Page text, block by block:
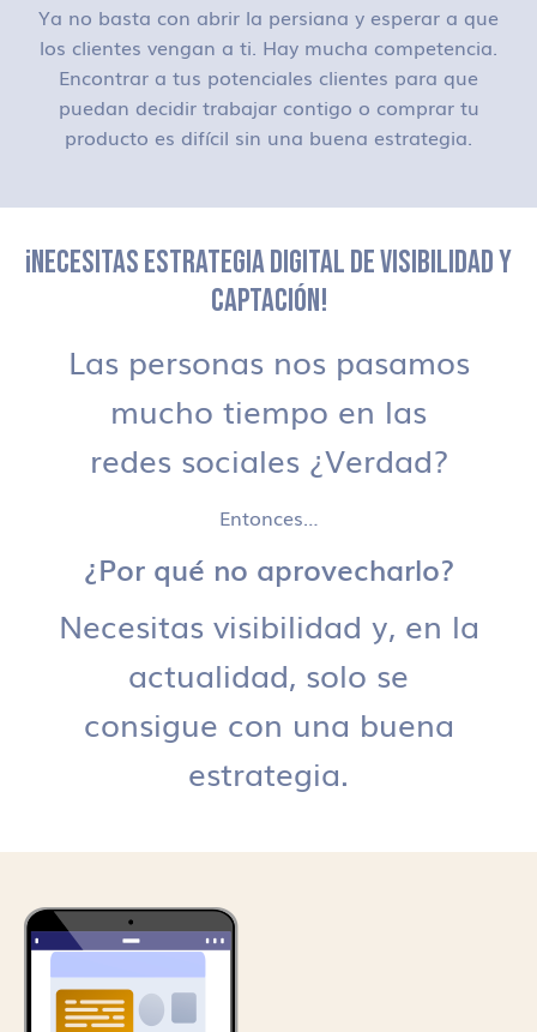
Ya no basta con abrir la persiana y esperar a que
los clientes vengan a ti. Hay mucha competencia.
Encontrar a tus potenciales clientes para que
puedan decidir trabajar contigo o comprar tu
producto es difícil sin una buena estrategia.
¡NECESITAS ESTRATEGIA DIGITAL DE VISIBILIDAD Y
CAPTACIÓN!
Las personas nos pasamos
mucho tiempo en las
redes sociales ¿Verdad?
Entonces…
¿Por qué no aprovecharlo?
Necesitas visibilidad y, en la
actualidad, solo se
consigue con una buena
estrategia.